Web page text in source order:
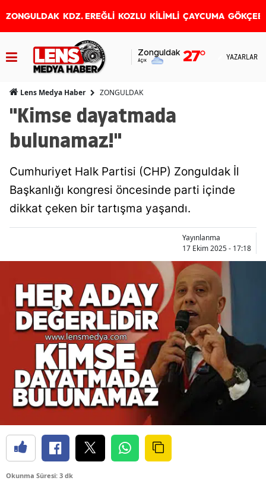
ZONGULDAK KDZ. EREĞLİ KOZLU KİLİMLİ ÇAYCUMA
Zonguldak
Açık 27° YAZARLAR
Lens Medya Haber ZONGULDAK
"Kimse dayatmada
bulunamaz!"
Cumhuriyet Halk Partisi (CHP) Zonguldak İl
Başkanlığı kongresi öncesinde parti içinde
dikkat çeken bir tartışma yaşandı.
Yayınlanma
17 Ekim 2025 - 17:18
Okunma Süresi: 3 dk